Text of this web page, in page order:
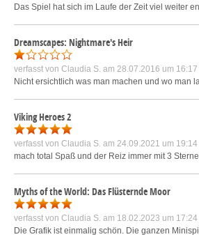
Das Spiel hat sich im Laufe der Zeit viel weiter
Dreamscapes: Nightmare's Heir
verfasst von Claudia S. am 28.07.2016 um 16:17
Nicht ersichtlich was man machen und wo man
Viking Heroes 2
verfasst von Claudia S. am 24.09.2021 um 19:14
mach total Spaß und der Reiz immer mit 3
Myths of the World: Das Flüsternde Moor
verfasst von Claudia S. am 18.02.2023 um 17:24
Die Grafik ist einmalig schön. Die ganzen